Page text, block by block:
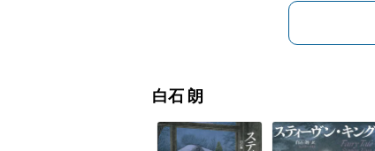
白石 朗